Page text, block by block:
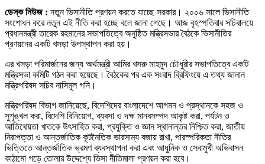
ডেস্ক নিউজ : নতুন ভিসানীতি প্রণয়ন করতে যাচ্ছে সরকার। ২০০৬ সালে ভিসানীতি
সংশোধন করে নতুন এই নীতি করা হচ্ছে বলে জানা গেছে। আজ বৃহস্পতিবার সচিবালয়ে
প্রধানমন্ত্রী তারেক রহমানের সভাপতিত্বে অনুষ্ঠিত মন্ত্রিসভার বৈঠকে ভিসানীতির
প্রণয়নের একটি খসড়া উপস্থাপন করা হয়।
এর খসড়া পরিমার্জনের জন্য অর্থমন্ত্রী আমির খসরু মাহমুদ চৌধুরীর সভাপতিত্বে একটি
মন্ত্রিসভা কমিটি গঠন করা হয়েছে। বৈঠকের পর এক সংবাদ ব্রিফিংয়ে এ তথ্য জানান
মন্ত্রিপরিষদ সচিব নাসিমুল গনি।
মন্ত্রিপরিষদ বিভাগ জানিয়েছে, বিদেশিদের বাংলাদেশে আগমন ও প্রস্থানকে সহজ ও
সুশৃঙ্খল করা, বিদেশি বিনিয়োগ, ব্যবসা ও দক্ষ মানবসম্পদ আকৃষ্ট করা, পর্যটন ও
আতিথেয়তা খাতকে উৎসাহিত করা, প্রযুক্তি ও জ্ঞান স্থানান্তর নিশ্চিত করা, জাতীয়
নিরাপত্তা ও আন্তর্জাতিক কূটনৈতিক ভারসাম্য বজায় রাখা, পারস্পরিকতা নীতির
ভিত্তিতে আন্তর্জাতিক ভ্রমণ ব্যবস্থাপনা করা এবং আধুনিক ও সেবামুখী অভিবাসন
কাঠামো গড়ে তোলার উদ্দেশ্যে ভিসা নীতিমালা প্রণয়ন করা হবে।